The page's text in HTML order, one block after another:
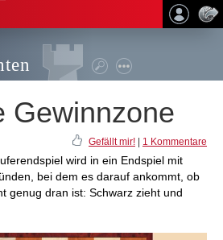
Gewinnzone
Gefällt mir! 1 Kommentare
wird in ein Endspiel mit
bei dem es darauf ankommt, ob
genug dran ist: Schwarz zieht und